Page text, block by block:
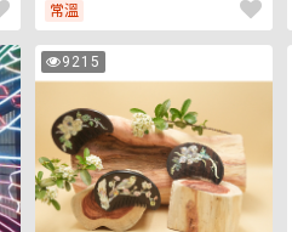
常溫
9215
次
瀏
螺
鈿
藝
品-
木